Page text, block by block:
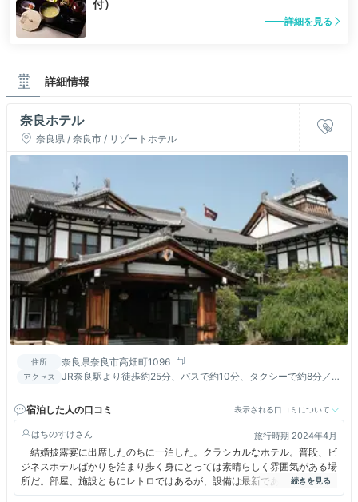
付）
詳細を見る
詳細情報
奈良ホテル
奈良県 / 奈良市 / リゾートホテル
住所 奈良県奈良市高畑町1096
アクセス
JR奈良駅より徒歩約25分、バスで約10分、タクシーで約8分／近
名阪自動車道「天理IC」より約7km／関西国際空港より車で約
80分
宿泊した人の口コミ 表示される口コミについて
はちのすけ 旅行時期 2024年4月
結婚披露宴に出席したのちに一泊した。クラシカルなホテル。普段、ビ
ジネスホテルばかりを泊まり歩く身にとっては素晴らしく雰囲気がある場
所だ。部屋、施設ともにレトロではあるが、設備は最新であり、快適だ。
いろいろな楽しみ方があるかと思うが、フロントで館内の文化財や由来を